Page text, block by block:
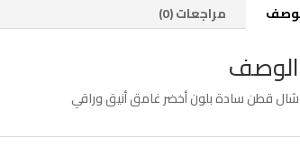
مراجعات (0)
الوصف
شال قطن سادة بلون أخضر غامق أنيق وراقي